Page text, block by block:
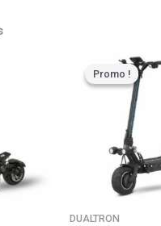
Promo !
Promo !
DUALTRON
prix
initial
était :
4290,00 €.